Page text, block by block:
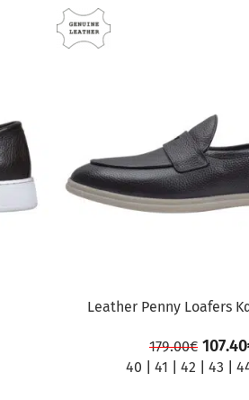
Leather Penny Loafers
179.00€ 107.40
40 41 42 43